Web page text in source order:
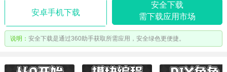
安卓手机下载
安全下载
需下载应用市场
说明： 安全下载是通过360助手获取所需应用，安全绿色更便捷。